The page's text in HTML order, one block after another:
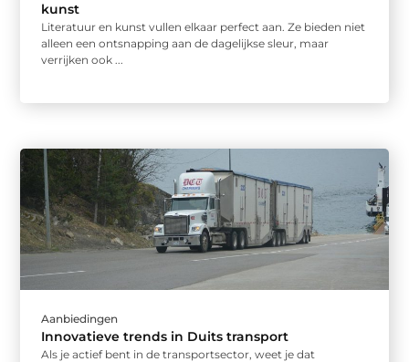
kunst
Literatuur en kunst vullen elkaar perfect aan. Ze bieden niet
alleen een ontsnapping aan de dagelijkse sleur, maar
verrijken ook ...
Aanbiedingen
Innovatieve trends in Duits transport
Als je actief bent in de transportsector, weet je dat